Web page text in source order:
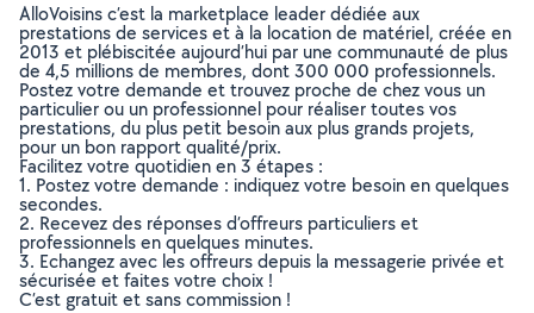
AlloVoisins c’est la marketplace leader dédiée aux
prestations de services et à la location de matériel, créée en
2013 et plébiscitée aujourd’hui par une communauté de plus
de 4,5 millions de membres, dont 300 000 professionnels.
Postez votre demande et trouvez proche de chez vous un
particulier ou un professionnel pour réaliser toutes vos
prestations, du plus petit besoin aux plus grands projets,
pour un bon rapport qualité/prix.
Facilitez votre quotidien en 3 étapes :
1. Postez votre demande : indiquez votre besoin en quelques
secondes.
2. Recevez des réponses d’offreurs particuliers et
professionnels en quelques minutes.
3. Echangez avec les offreurs depuis la messagerie privée et
sécurisée et faites votre choix !
C’est gratuit et sans commission !